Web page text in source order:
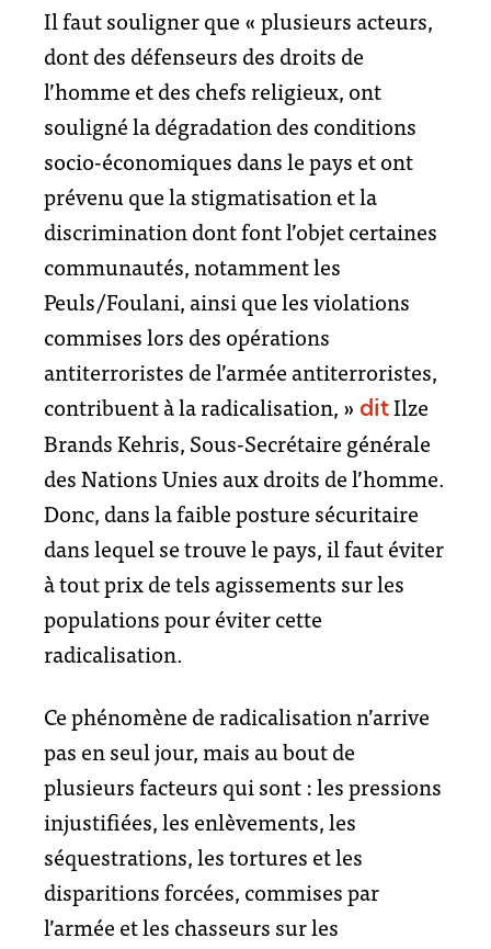
Il faut souligner que « plusieurs acteurs,
dont des défenseurs des droits de
l’homme et des chefs religieux, ont
souligné la dégradation des conditions
socio-économiques dans le pays et ont
prévenu que la stigmatisation et la
discrimination dont font l’objet certaines
communautés, notamment les
Peuls/Foulani, ainsi que les violations
commises lors des opérations
antiterroristes de l’armée antiterroristes,
contribuent à la radicalisation, » ditIlze
Brands Kehris, Sous-Secrétaire générale
des Nations Unies aux droits de l’homme.
Donc, dans la faible posture sécuritaire
dans lequel se trouve le pays, il faut éviter
à tout prix de tels agissements sur les
populations pour éviter cette
radicalisation.
Ce phénomène de radicalisation n’arrive
pas en seul jour, mais au bout de
plusieurs facteurs qui sont : les pressions
injustifiées, les enlèvements, les
séquestrations, les tortures et les
disparitions forcées, commises par
l’armée et les chasseurs sur les